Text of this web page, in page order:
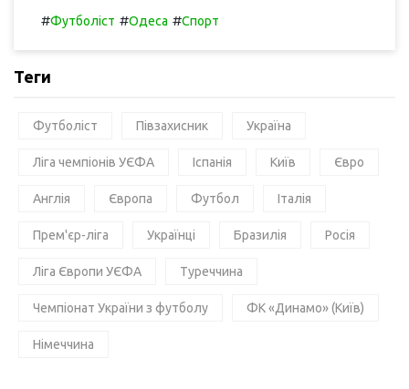
#Футболіст #Одеса #Спорт
Теги
Футболіст Півзахисник Україна
Ліга чемпіонів УЄФА Іспанія Київ Євро
Англія Європа Футбол Італія
Прем'єр-ліга Українці Бразилія Росія
Ліга Європи УЄФА Туреччина
Чемпіонат України з футболу ФК «Динамо» (Київ)
Німеччина